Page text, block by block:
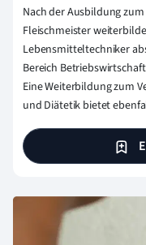
Nach der Ausbildung
Fleischmeister
Lebensmitteltechniker
Bereich
Eine Weiterbildung zum
und Diätetik bietet